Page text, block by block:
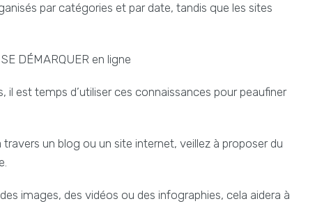
par catégories et par date, tandis que les sites
DÉMARQUER en ligne
est temps d’utiliser ces connaissances pour peaufiner
un blog ou un site internet, veillez à proposer du
images, des vidéos ou des infographies, cela aidera à